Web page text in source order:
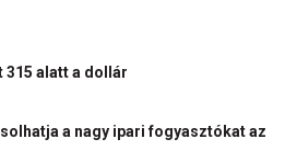
315 alatt a dollár
a nagy ipari fogyasztókat az